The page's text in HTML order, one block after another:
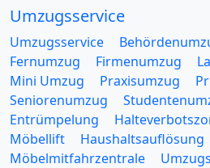
Umzugsservice
Umzugsservice
Fernumzug
Firmenumzug
Mini Umzug
Praxisumzug
Seniorenumzug
Entrümpelung
Möbellift
Haushaltsauflösung
Möbelmitfahrzentrale